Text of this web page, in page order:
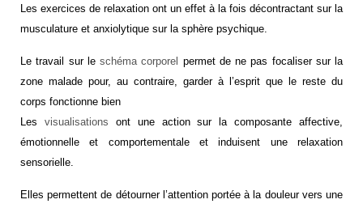
Les exercices de relaxation ont un effet à la fois décontractant sur la
musculature et anxiolytique sur la sphère psychique.
Le travail sur le schéma corporel permet de ne pas focaliser sur la
zone malade pour, au contraire, garder à l’esprit que le reste du
corps fonctionne bien
Les visualisations ont une action sur la composante affective,
émotionnelle et comportementale et induisent une relaxation
sensorielle.
Elles permettent de détourner l’attention portée à la douleur vers une